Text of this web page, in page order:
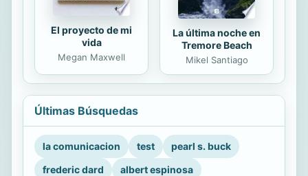
El proyecto de mi
vida
Megan Maxwell
La última noche en
Tremore Beach
Mikel Santiago
Últimas Búsquedas
la comunicacion test
pearl s. buck
frederic dard
albert espinosa